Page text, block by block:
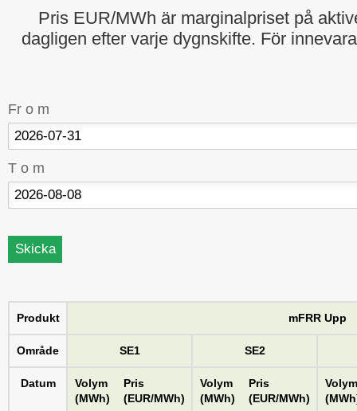
Pris EUR/MWh är marginalpriset på
dagligen efter varje dygnskifte. För
Fr o m
T o m
Produkt mFRR Upp
Område SE1 SE2
Datum
Volym
(MWh)
Pris
(EUR/MWh)
Volym
(MWh)
Pris
(EUR/MWh)
Volym